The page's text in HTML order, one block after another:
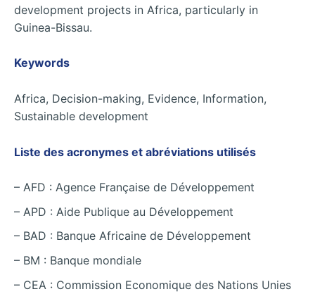
development projects in Africa, particularly in
Guinea-Bissau.
Keywords
Africa, Decision-making, Evidence, Information,
Sustainable development
Liste des acronymes et abréviations utilisés
– AFD : Agence Française de Développement
– APD : Aide Publique au Développement
– BAD : Banque Africaine de Développement
– BM : Banque mondiale
– CEA : Commission Economique des Nations Unies